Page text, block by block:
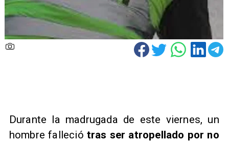
Durante la madrugada de este viernes, un
hombre falleció tras ser atropellado por no